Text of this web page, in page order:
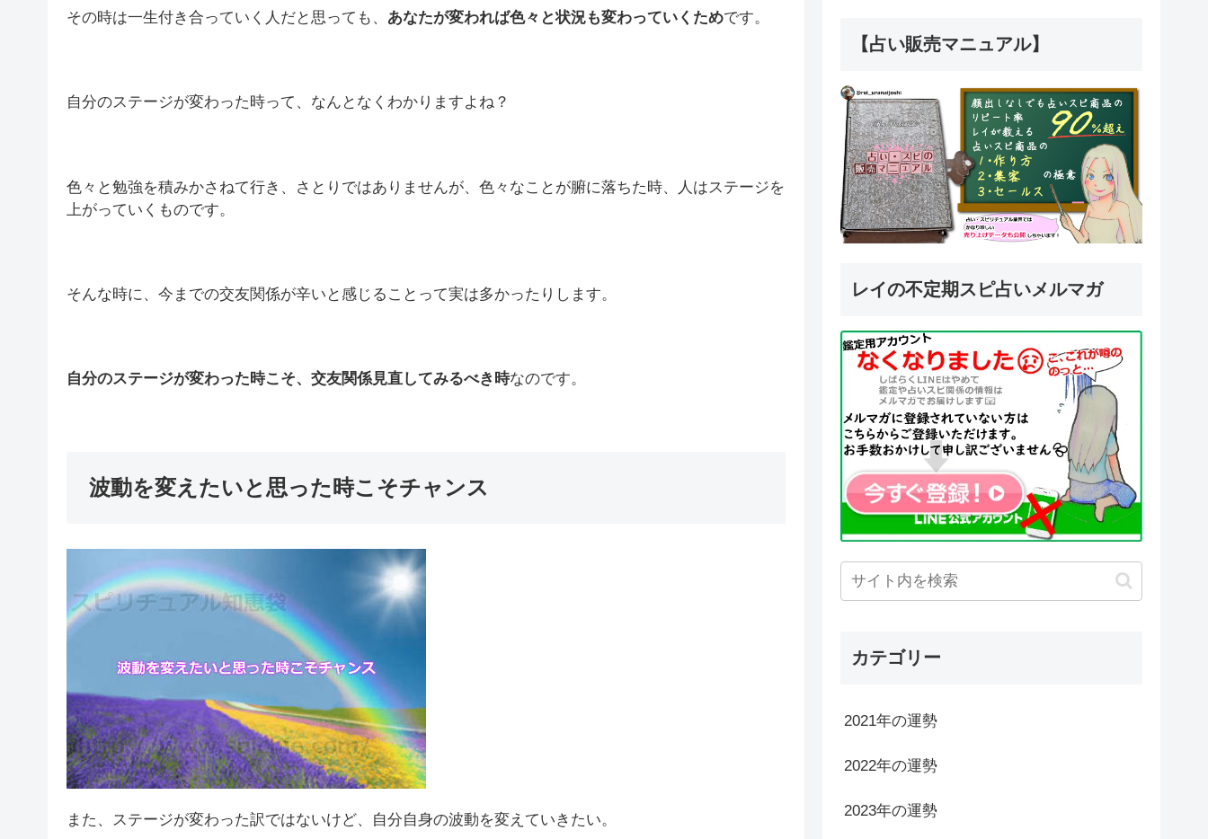
その時は一生付き合っていく人だと思っても、 あなたが変われば色々と状況も変わっていくためです。
自分のステージが変わった時って、なんとなくわかりますよね？
色々と勉強を積みかさねて行き、さとりではありませんが、色々なことが腑に落ちた時、人はステージを
上がっていくものです。
そんな時に、今までの交友関係が辛いと感じることって実は多かったりします。
自分のステージが変わった時こそ、交友関係見直してみるべき時なのです。
波動を変えたいと思った時こそチャンス
また、ステージが変わった訳ではないけど、自分自身の波動を変えていきたい。
【占い販売マニュアル】
レイの不定期スピ占いメルマガ
カテゴリー
2021年の運勢
2022年の運勢
2023年の運勢